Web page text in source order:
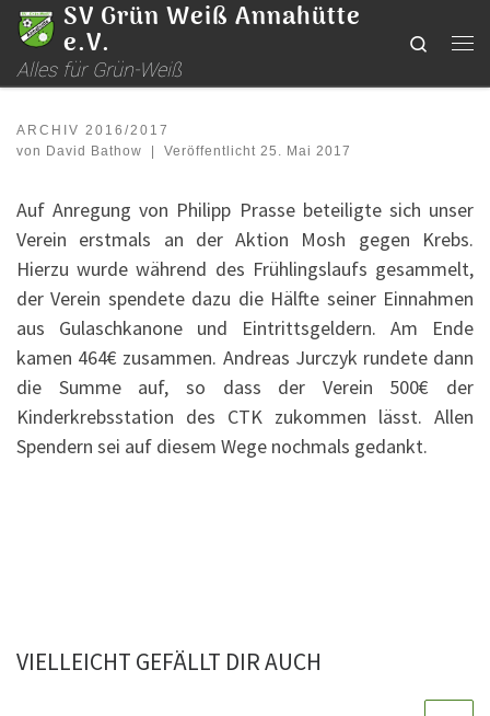
Zum Inhalt springen
SV Grün Weiß Annahütte
e.V.
Alles für Grün-Weiß
Search
ARCHIV 2016/2017
von David Bathow Veröffentlicht 25. Mai 2017
Auf Anregung von Philipp Prasse beteiligte sich unser
Verein erstmals an der Aktion Mosh gegen Krebs.
Hierzu wurde während des Frühlingslaufs gesammelt,
der Verein spendete dazu die Hälfte seiner Einnahmen
aus Gulaschkanone und Eintrittsgeldern. Am Ende
kamen 464€ zusammen. Andreas Jurczyk rundete dann
die Summe auf, so dass der Verein 500€ der
Kinderkrebsstation des CTK zukommen lässt. Allen
Spendern sei auf diesem Wege nochmals gedankt.
VIELLEICHT GEFÄLLT DIR AUCH